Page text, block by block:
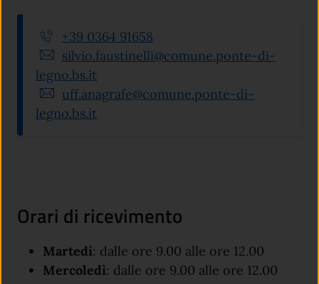
+39 0364 91658
silvio.faustinelli@comune.ponte-di-
legno.bs.it
uff.anagrafe@comune.ponte-di-
legno.bs.it
Orari di ricevimento
Martedì: dalle ore 9.00 alle ore 12.00
Mercoledì: dalle ore 9.00 alle ore 12.00